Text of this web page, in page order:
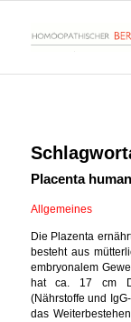
Placenta
Allgemeines
Die Plazenta
besteht aus
embryonalem
hat ca. 17 cm
(Nährstoffe und
das